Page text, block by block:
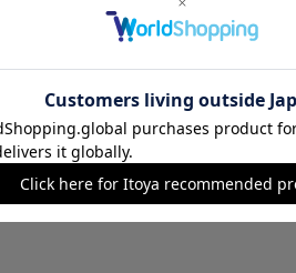
この商品を見た